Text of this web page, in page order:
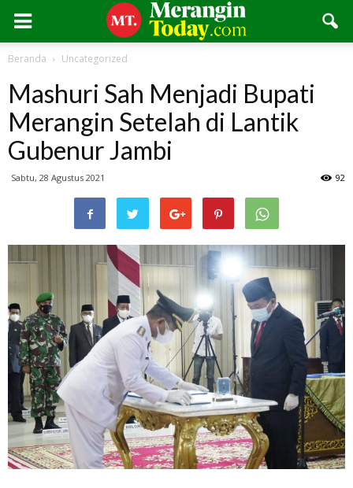
Beranda Uncategorized
Mashuri Sah Menjadi Bupati
Merangin Setelah di Lantik
Gubenur Jambi
Sabtu, 28 Agustus 2021 92